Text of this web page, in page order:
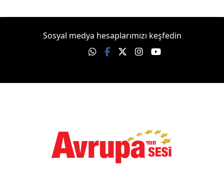
Sosyal medya hesaplarımızı keşfedin